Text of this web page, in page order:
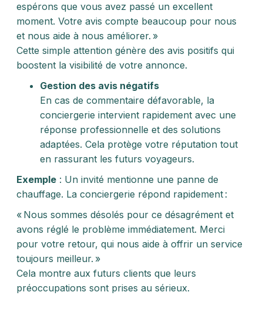
espérons que vous avez passé un excellent
moment. Votre avis compte beaucoup pour nous
et nous aide à nous améliorer. »
Cette simple attention génère des avis positifs qui
boostent la visibilité de votre annonce.
Gestion des avis négatifs
En cas de commentaire défavorable, la
conciergerie intervient rapidement avec une
réponse professionnelle et des solutions
adaptées. Cela protège votre réputation tout
en rassurant les futurs voyageurs.
Exemple : Un invité mentionne une panne de
chauffage. La conciergerie répond rapidement :
« Nous sommes désolés pour ce désagrément et
avons réglé le problème immédiatement. Merci
pour votre retour, qui nous aide à offrir un service
toujours meilleur. »
Cela montre aux futurs clients que leurs
préoccupations sont prises au sérieux.